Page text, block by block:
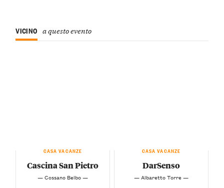
VICINO a questo evento
CASA VACANZE
Cascina San Pietro
— Cossano Belbo —
CASA VACANZE
DarSenso
— Albaretto Torre —